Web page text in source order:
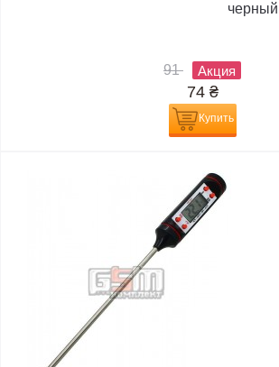
черный
91 Акция
74 ₴
Купить